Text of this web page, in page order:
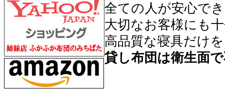
全ての人が安心で
大切なお客様にも
高品質な寝具だけ
貸し布団は衛生面